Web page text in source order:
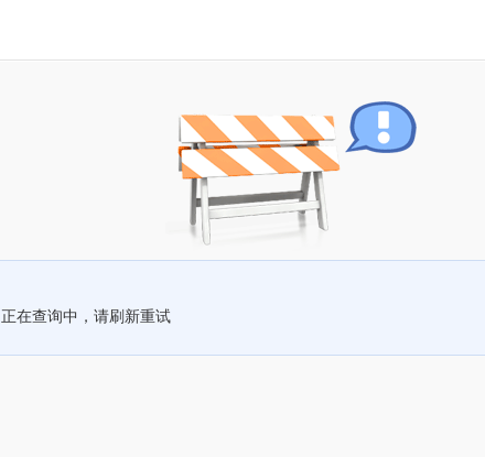
正在查询中，请刷新重试